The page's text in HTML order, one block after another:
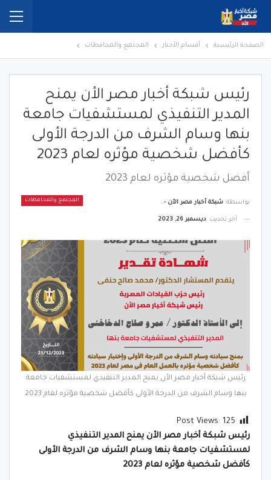
الصفحة الرئيسية أقسام الأخبار المجتمع والمحافظات
رئيس شبكة أخبار مصر الأن يمنح
المدير التنفيذي لمستشفيات جامعة
بنها وسام الشرف من الدرجة الأولى
كأفضل شخصية مؤثره لعام 2023
أفضل شخصية مؤثره لعام 2023
المجتمع والمحافظات بواسطة شبكة أخبار مصر الأن - Egypt News Network Now
آخر تحديث ديسمبر 26, 2023
رئيس شبكة أخبار مصر الأن يمنح المدير التنفيذي لمستشفيات جامعة
بنها وسام الشرف من الدرجة الأولى كأفضل شخصية مؤثره لعام 2023
Post Views: 125
رئيس شبكة أخبار مصر الأن يمنح المدير التنفيذي
لمستشفيات جامعة بنها وسام الشرف من الدرجة الأولى
كأفضل شخصية مؤثره لعام 2023